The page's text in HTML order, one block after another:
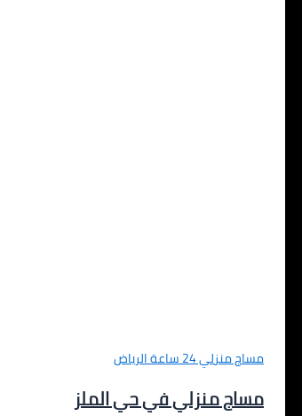
مساج منزلي 24 ساعة الرياض
مساج منزلي في حي الملز